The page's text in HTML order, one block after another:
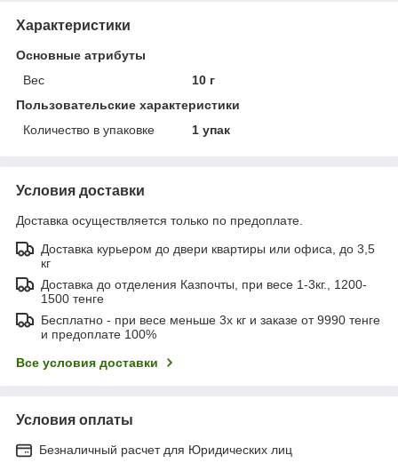
Характеристики
Основные атрибуты
Вес
10 г
Пользовательские характеристики
Количество в упаковке
1 упак
Условия доставки
Доставка осуществляется только по предоплате.
Доставка курьером до двери квартиры или офиса, до 3,5
кг
Доставка до отделения Казпочты, при весе 1-3кг., 1200-
1500 тенге
Бесплатно - при весе меньше 3х кг и заказе от 9990 тенге
и предоплате 100%
Все условия доставки
Условия оплаты
Безналичный расчет для Юридических лиц